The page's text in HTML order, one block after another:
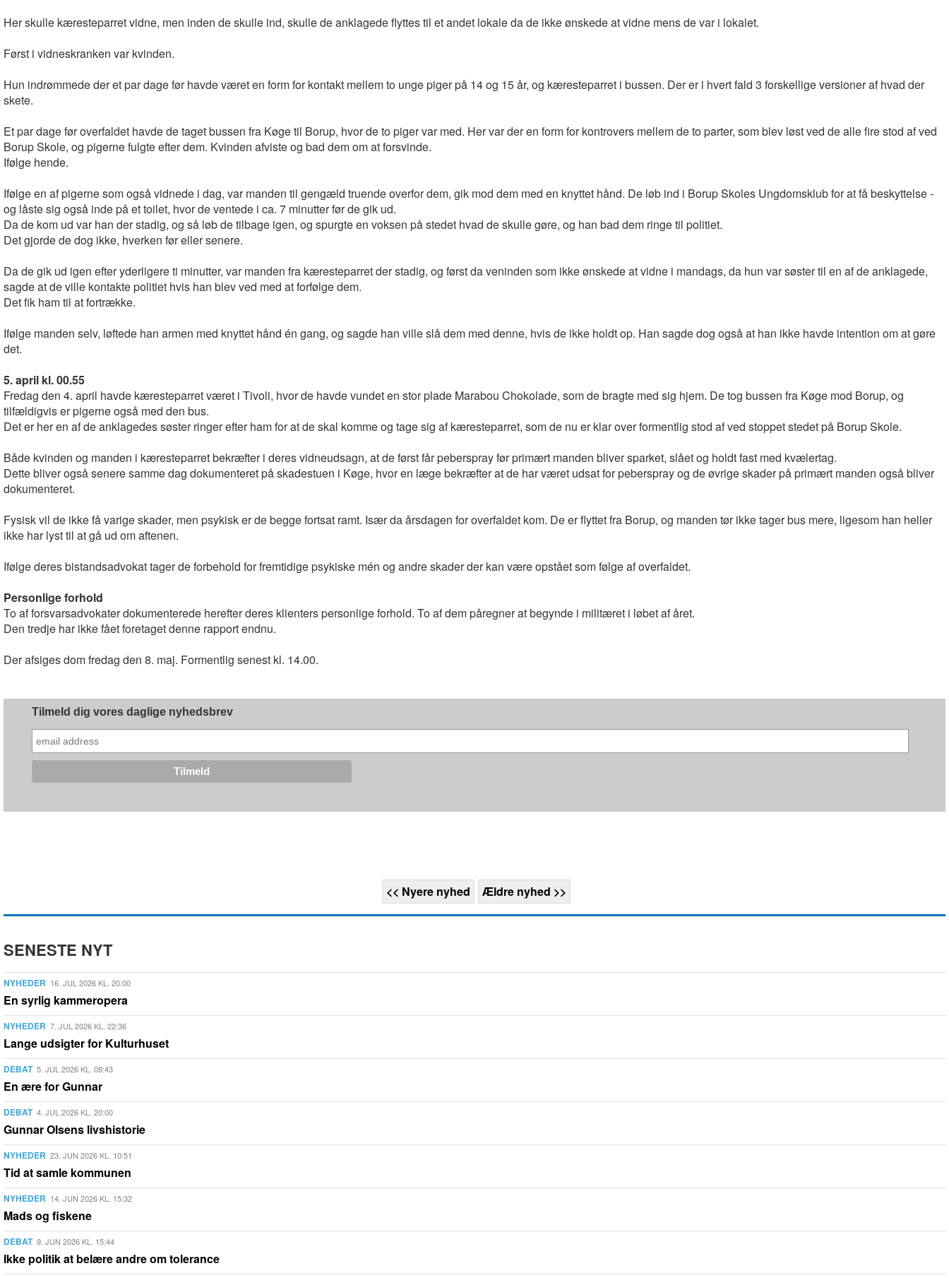
Her skulle kæresteparret vidne, men inden de skulle ind, skulle de anklagede flyttes til et andet lokale da de ikke ønskede at vidne mens de var i lokalet.
Først i vidneskranken var kvinden.
Hun indrømmede der et par dage før havde været en form for kontakt mellem to unge piger på 14 og 15 år, og kæresteparret i bussen. Der er i hvert fald 3 forskellige versioner af hvad der
skete.
Et par dage før overfaldet havde de taget bussen fra Køge til Borup, hvor de to piger var med. Her var der en form for kontrovers mellem de to parter, som blev løst ved de alle fire stod af ved
Borup Skole, og pigerne fulgte efter dem. Kvinden afviste og bad dem om at forsvinde.
Ifølge hende.
Ifølge en af pigerne som også vidnede i dag, var manden til gengæld truende overfor dem, gik mod dem med en knyttet hånd. De løb ind i Borup Skoles Ungdomsklub for at få beskyttelse -
og låste sig også inde på et toilet, hvor de ventede i ca. 7 minutter før de gik ud.
Da de kom ud var han der stadig, og så løb de tilbage igen, og spurgte en voksen på stedet hvad de skulle gøre, og han bad dem ringe til politiet.
Det gjorde de dog ikke, hverken før eller senere.
Da de gik ud igen efter yderligere ti minutter, var manden fra kæresteparret der stadig, og først da veninden som ikke ønskede at vidne i mandags, da hun var søster til en af de anklagede,
sagde at de ville kontakte politiet hvis han blev ved med at forfølge dem.
Det fik ham til at fortrække.
Ifølge manden selv, løftede han armen med knyttet hånd én gang, og sagde han ville slå dem med denne, hvis de ikke holdt op. Han sagde dog også at han ikke havde intention om at gøre
det.
5. april kl. 00.55
Fredag den 4. april havde kæresteparret været i Tivoli, hvor de havde vundet en stor plade Marabou Chokolade, som de bragte med sig hjem. De tog bussen fra Køge mod Borup, og
tilfældigvis er pigerne også med den bus.
Det er her en af de anklagedes søster ringer efter ham for at de skal komme og tage sig af kæresteparret, som de nu er klar over formentlig stod af ved stoppet stedet på Borup Skole.
Både kvinden og manden i kæresteparret bekræfter i deres vidneudsagn, at de først får peberspray før primært manden bliver sparket, slået og holdt fast med kvælertag.
Dette bliver også senere samme dag dokumenteret på skadestuen i Køge, hvor en læge bekræfter at de har været udsat for peberspray og de øvrige skader på primært manden også bliver
dokumenteret.
Fysisk vil de ikke få varige skader, men psykisk er de begge fortsat ramt. Især da årsdagen for overfaldet kom. De er flyttet fra Borup, og manden tør ikke tager bus mere, ligesom han heller
ikke har lyst til at gå ud om aftenen.
Ifølge deres bistandsadvokat tager de forbehold for fremtidige psykiske mén og andre skader der kan være opstået som følge af overfaldet.
Personlige forhold
To af forsvarsadvokater dokumenterede herefter deres klienters personlige forhold. To af dem påregner at begynde i militæret i løbet af året.
Den tredje har ikke fået foretaget denne rapport endnu.
Der afsiges dom fredag den 8. maj. Formentlig senest kl. 14.00.
Tilmeld dig vores daglige nyhedsbrev
<< Nyere nyhed Ældre nyhed >>
SENESTE NYT
NYHEDER 16. JUL 2026 KL. 20:00
En syrlig kammeropera
NYHEDER 7. JUL 2026 KL. 22:36
Lange udsigter for Kulturhuset
DEBAT 5. JUL 2026 KL. 08:43
En ære for Gunnar
DEBAT 4. JUL 2026 KL. 20:00
Gunnar Olsens livshistorie
NYHEDER 23. JUN 2026 KL. 10:51
Tid at samle kommunen
NYHEDER 14. JUN 2026 KL. 15:32
Mads og fiskene
DEBAT 9. JUN 2026 KL. 15:44
Ikke politik at belære andre om tolerance